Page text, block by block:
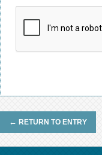
← RETURN TO ENTRY